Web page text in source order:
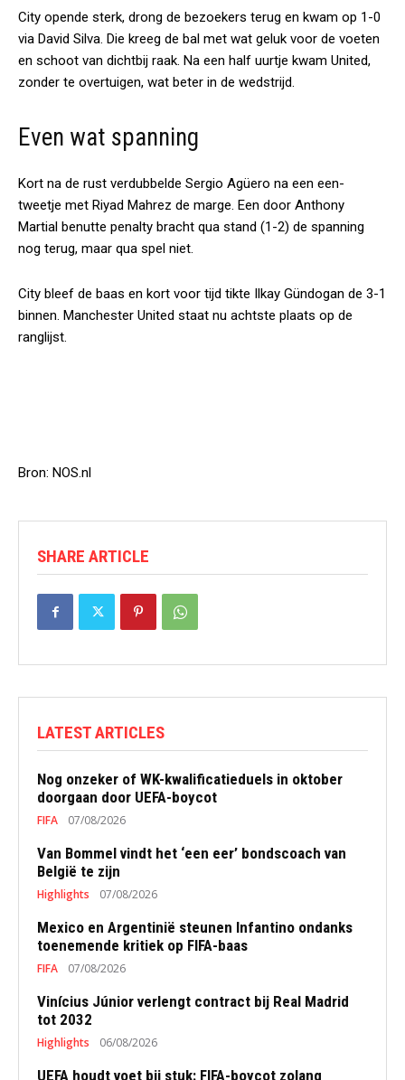
City opende sterk, drong de bezoekers terug en kwam op 1-0
via David Silva. Die kreeg de bal met wat geluk voor de voeten
en schoot van dichtbij raak. Na een half uurtje kwam United,
zonder te overtuigen, wat beter in de wedstrijd.
Even wat spanning
Kort na de rust verdubbelde Sergio Agüero na een een-
tweetje met Riyad Mahrez de marge. Een door Anthony
Martial benutte penalty bracht qua stand (1-2) de spanning
nog terug, maar qua spel niet.
City bleef de baas en kort voor tijd tikte Ilkay Gündogan de 3-1
binnen. Manchester United staat nu achtste plaats op de
ranglijst.
Bron: NOS.nl
SHARE ARTICLE
LATEST ARTICLES
Nog onzeker of WK-kwalificatieduels in oktober
doorgaan door UEFA-boycot
FIFA 07/08/2026
Van Bommel vindt het ‘een eer’ bondscoach van
België te zijn
Highlights 07/08/2026
Mexico en Argentinië steunen Infantino ondanks
toenemende kritiek op FIFA-baas
FIFA 07/08/2026
Vinícius Júnior verlengt contract bij Real Madrid
tot 2032
Highlights 06/08/2026
UEFA houdt voet bij stuk: FIFA-boycot zolang